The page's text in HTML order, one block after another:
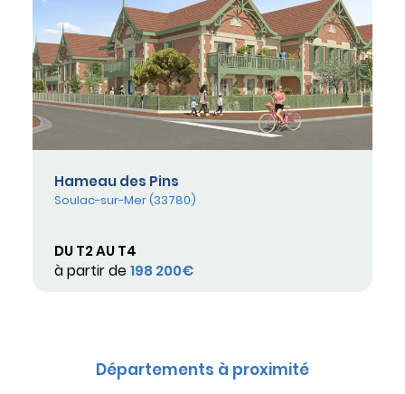
Hameau des Pins
Soulac-sur-Mer (33780)
DU T2 AU T4
à partir de 198 200€
Départements à proximité